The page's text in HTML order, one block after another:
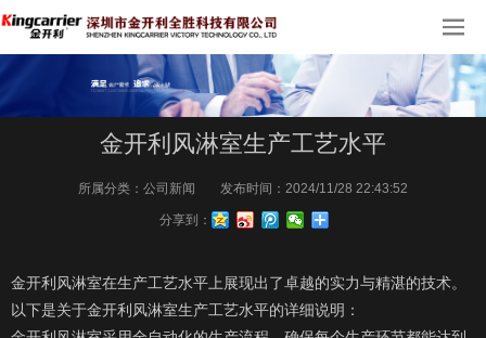
金开利风淋室生产工艺水平
所属分类： 公司新闻 发布时间： 2024/11/28 22:43:52
分享到：
金开利风淋室在生产工艺水平上展现出了卓越的实力与精湛的技术。
以下是关于金开利风淋室生产工艺水平的详细说明：